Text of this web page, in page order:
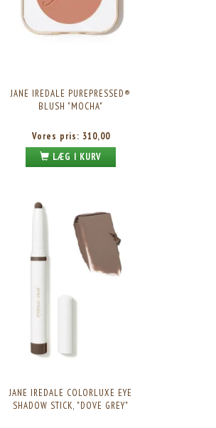
JANE IREDALE PUREPRESSED®
BLUSH "MOCHA"
Vores pris: 310,00
LÆG I KURV
JANE IREDALE COLORLUXE EYE
SHADOW STICK, "DOVE GREY"